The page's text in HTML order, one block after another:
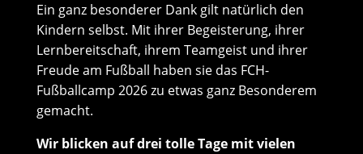
Ein ganz besonderer Dank gilt natürlich den
Kindern selbst. Mit ihrer Begeisterung, ihrer
Lernbereitschaft, ihrem Teamgeist und ihrer
Freude am Fußball haben sie das FCH-
Fußballcamp 2026 zu etwas ganz Besonderem
gemacht.
Wir blicken auf drei tolle Tage mit vielen